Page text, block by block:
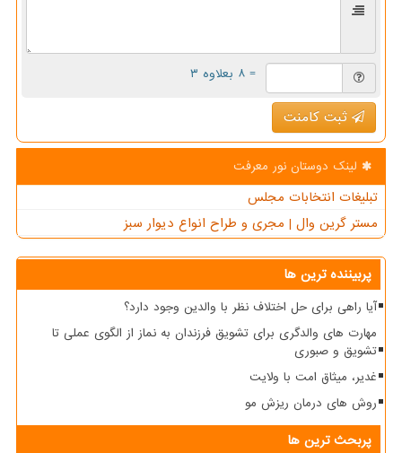
= ۸ بعلاوه ۳
ثبت کامنت
لینک دوستان نور معرفت
تبلیغات انتخابات مجلس
مستر گرین وال | مجری و طراح انواع دیوار سبز
پربیننده ترین ها
آیا راهی برای حل اختلاف نظر با والدین وجود دارد؟
مهارت های والدگری برای تشویق فرزندان به نماز از الگوی عملی تا
تشویق و صبوری
غدیر، میثاق امت با ولایت
روش های درمان ریزش مو
پربحث ترین ها